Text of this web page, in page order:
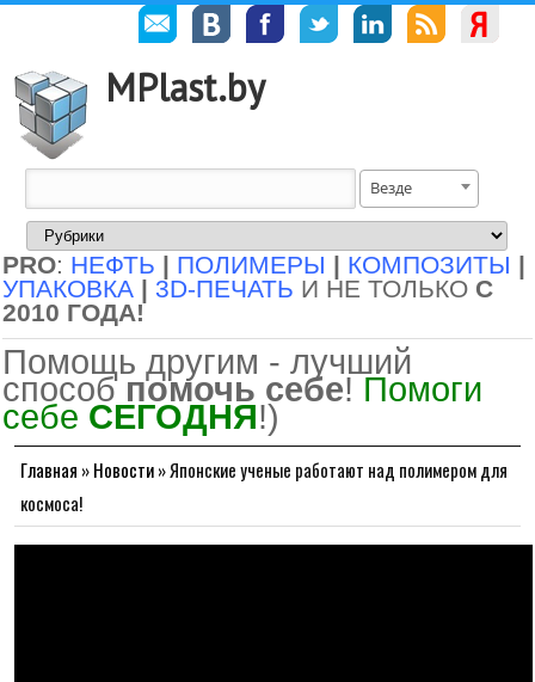
MPlast.by
Везде
PRO: НЕФТЬ | ПОЛИМЕРЫ | КОМПОЗИТЫ |
УПАКОВКА | 3D-ПЕЧАТЬ И НЕ ТОЛЬКО С
2010 ГОДА!
Помощь другим - лучший
способ помочь себе! Помоги
себе СЕГОДНЯ!)
Главная »Новости»Японские ученые работают над полимером для
космоса!